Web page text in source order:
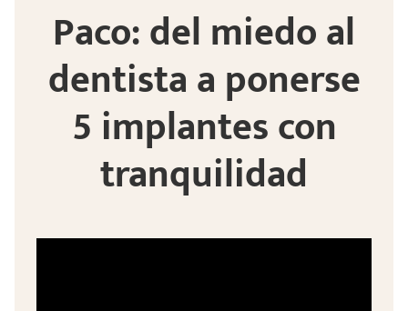
Paco: del miedo al
dentista a ponerse
5 implantes con
tranquilidad